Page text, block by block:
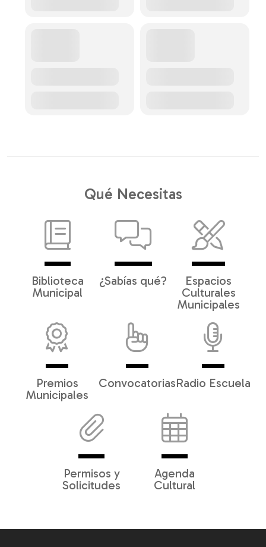
Qué Necesitas
Biblioteca
Municipal
¿Sabías qué?
Espacios
Culturales
Municipales
Premios
Municipales
ConvocatoriasRadio Escuela
Permisos y
Solicitudes
Agenda
Cultural